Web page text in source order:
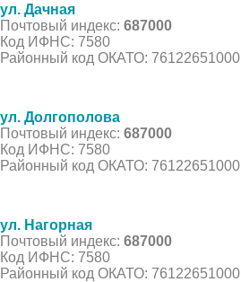
ул. Дачная
Почтовый индекс: 687000
Код ИФНС: 7580
Районный код ОКАТО: 76122651000
ул. Долгополова
Почтовый индекс: 687000
Код ИФНС: 7580
Районный код ОКАТО: 76122651000
ул. Нагорная
Почтовый индекс: 687000
Код ИФНС: 7580
Районный код ОКАТО: 76122651000